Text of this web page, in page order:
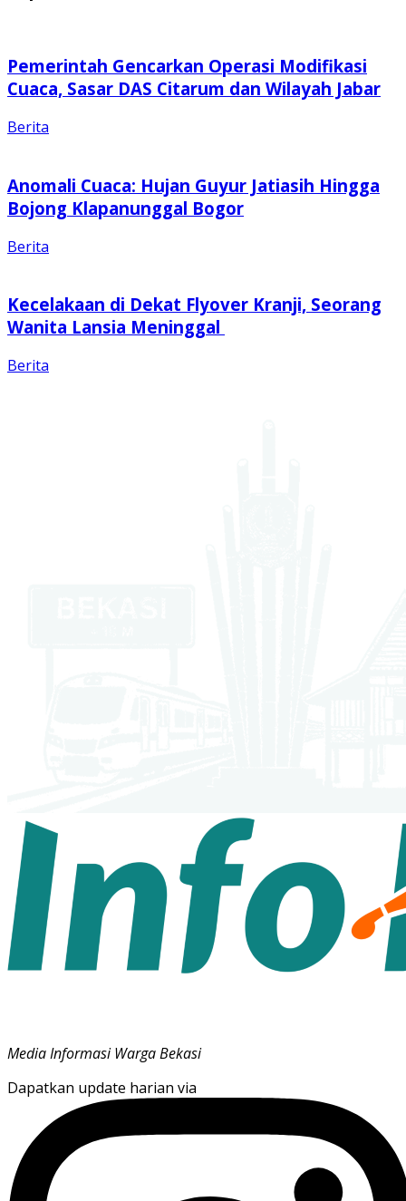
Pemerintah Gencarkan Operasi Modifikasi
Cuaca, Sasar DAS Citarum dan Wilayah Jabar
Berita
Anomali Cuaca: Hujan Guyur Jatiasih Hingga
Bojong Klapanunggal Bogor
Berita
Kecelakaan di Dekat Flyover Kranji, Seorang
Wanita Lansia Meninggal
Berita
Media Informasi Warga Bekasi
Dapatkan update harian via